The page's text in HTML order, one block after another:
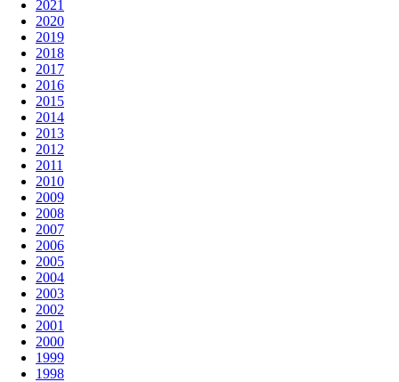
2021
2020
2019
2018
2017
2016
2015
2014
2013
2012
2011
2010
2009
2008
2007
2006
2005
2004
2003
2002
2001
2000
1999
1998